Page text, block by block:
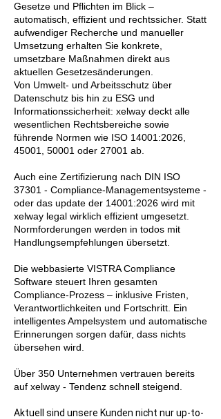
Gesetze und Pflichten im Blick –
automatisch, effizient und rechtssicher. Statt
aufwendiger Recherche und manueller
Umsetzung erhalten Sie konkrete,
umsetzbare Maßnahmen direkt aus
aktuellen Gesetzesänderungen.
Von Umwelt- und Arbeitsschutz über
Datenschutz bis hin zu ESG und
Informationssicherheit: xelway deckt alle
wesentlichen Rechtsbereiche sowie
führende Normen wie ISO 14001:2026,
45001, 50001 oder 27001 ab.
Auch eine Zertifizierung nach DIN ISO
37301 - Compliance-Managementsysteme -
oder das update der 14001:2026 wird mit
xelway legal wirklich effizient umgesetzt.
Normforderungen werden in todos mit
Handlungsempfehlungen übersetzt.
Die webbasierte VISTRA Compliance
Software steuert Ihren gesamten
Compliance-Prozess – inklusive Fristen,
Verantwortlichkeiten und Fortschritt. Ein
intelligentes Ampelsystem und automatische
Erinnerungen sorgen dafür, dass nichts
übersehen wird.
Über 350 Unternehmen vertrauen bereits
auf xelway - Tendenz schnell steigend.
Aktuell sind unsere Kunden nicht nur up-to-